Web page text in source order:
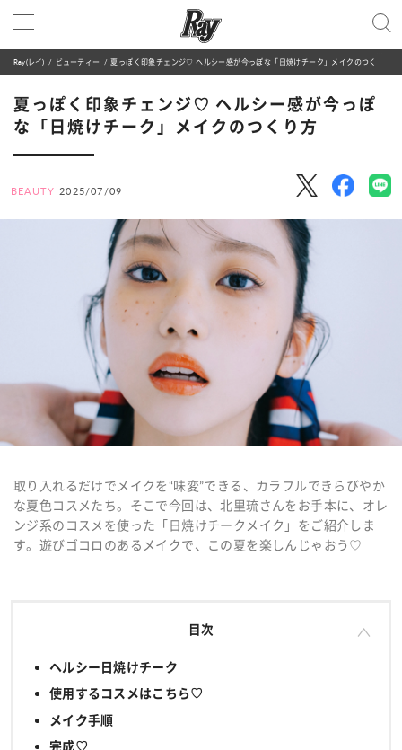
Ray(レイ) ビューティー 夏っぽく印象チェンジ♡ ヘルシー感が今っぽな「日焼けチーク」メイクのつくり方
夏っぽく印象チェンジ♡ ヘルシー感が今っぽ
な「日焼けチーク」メイクのつくり方
BEAUTY 2025/07/09
取り入れるだけでメイクを“味変”できる、カラフルできらびやか
な夏色コスメたち。そこで今回は、北里琉さんをお手本に、オレ
ンジ系のコスメを使った「日焼けチークメイク」をご紹介しま
す。遊びゴコロのあるメイクで、この夏を楽しんじゃおう♡
目次
ヘルシー日焼けチーク
使用するコスメはこちら♡
メイク手順
完成♡